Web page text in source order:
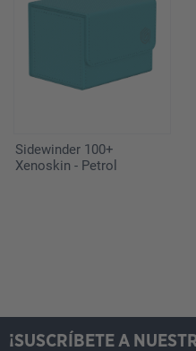
Sidewinder 100+
Xenoskin - Petrol
¡SUSCRÍBETE A